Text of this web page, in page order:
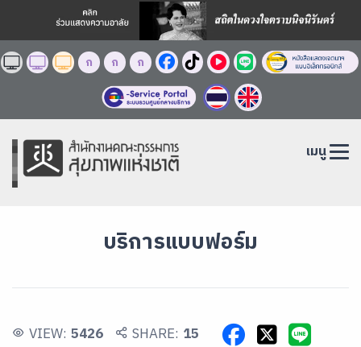
ก ก ก
เมนู
บริการแบบฟอร์ม
VIEW: 5426 SHARE: 15